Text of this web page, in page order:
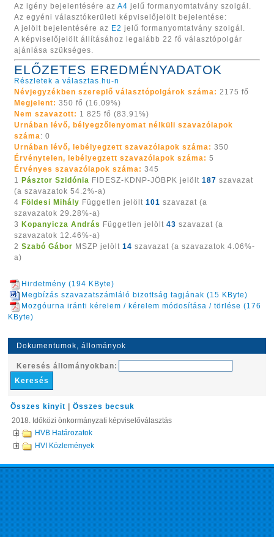
Az igény bejelentésére azA4 jelű formanyomtatvány szolgál.
Az egyéni választókerületi képviselőjelölt bejelentése:
A jelölt bejelentésére az E2 jelű formanyomtatvány szolgál.
A képviselőjelölt állításához legalább 22 fő választópolgár
ajánlása szükséges.
ELŐZETES EREDMÉNYADATOK
Részletek a választas.hu-n
Névjegyzékben szereplő választópolgárok száma: 2175 fő
Megjelent: 350 fő (16.09%)
Nem szavazott: 1 825 fő (83.91%)
Urnában lévő, bélyegzőlenyomat nélküli szavazólapok
száma : 0
Urnában lévő, lebélyegzett szavazólapok száma: 350
Érvénytelen, lebélyegzett szavazólapok száma: 5
Érvényes szavazólapok száma: 345
1Pásztor Szidónia FIDESZ-KDNP-JÖBPK jelölt187 szavazat
(a szavazatok 54.2%-a)
4Földesi Mihály Független jelölt101 szavazat (a
szavazatok 29.28%-a)
3Kopanyicza András Független jelölt43 szavazat (a
szavazatok 12.46%-a)
2Szabó Gábor MSZP jelölt14 szavazat (a szavazatok 4.06%-
a)
Hirdetmény (194 KByte)
Megbízás szavazatszámláló bizottság tagjának (15 KByte)
Mozgóurna iránti kérelem / kérelem módosítása / törlése (176
KByte)
Dokumentumok, állományok
Keresés állományokban:
Összes kinyit |Összes becsuk
2018. Időközi önkormányzati képviselőválasztás
HVB Határozatok
HVI Közlemények